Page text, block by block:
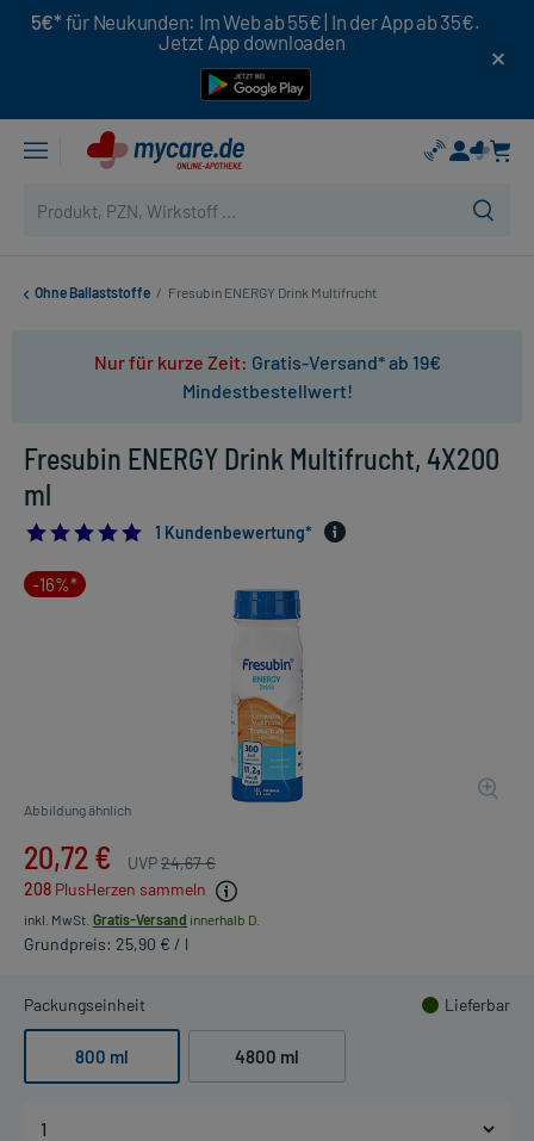
5€* für Neukunden: Im Web ab 55€ | In der App ab 35€.
Jetzt App downloaden
Ohne Ballaststoffe / Fresubin ENERGY Drink Multifrucht
Nur für kurze Zeit: Gratis-Versand* ab 19€
Mindestbestellwert!
Fresubin ENERGY Drink Multifrucht, 4X200
ml
5.01 Kundenbewertung*
-16%*
Abbildung ähnlich
20,72 € UVP24,67 €
208 PlusHerzen sammeln
inkl. MwSt. Gratis-Versand innerhalb D.
Grundpreis: 25,90 € / l
Packungseinheit Lieferbar
800 ml 4800 ml